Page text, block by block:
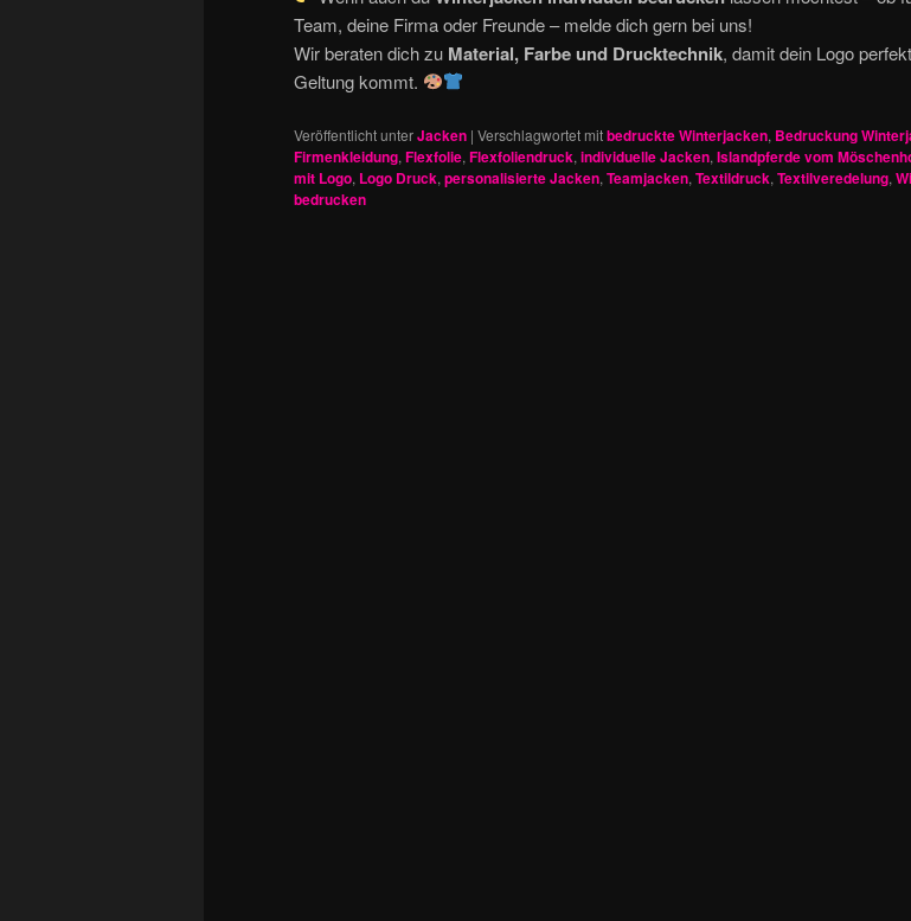
Team, deine Firma oder Freunde – melde dich gern bei uns!
Wir beraten dich zu Material, Farbe und Drucktechnik, damit dein Logo
Geltung kommt.
Veröffentlicht unterJacken | Verschlagwortet mitbedruckte Winterjacken, Bedruckung
Firmenkleidung, Flexfolie, Flexfoliendruck, individuelle Jacken, Islandpferde vom
mit Logo, Logo Druck, personalisierte Jacken, Teamjacken, Textildruck, Textilveredelung,
bedrucken